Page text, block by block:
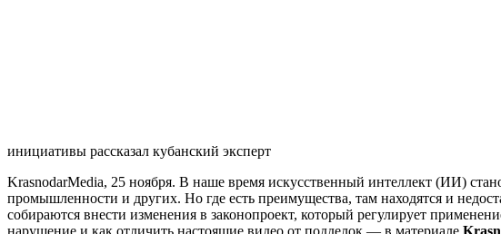
инициативы рассказал кубанский эксперт
KrasnodarMedia, 25 ноября. В наше время искусственный интеллект (ИИ)
промышленности и других. Но где есть преимущества, там находятся и
собираются внести изменения в законопроект, который регулирует
нарушение и как отличить настоящие видео от подделок — в материале